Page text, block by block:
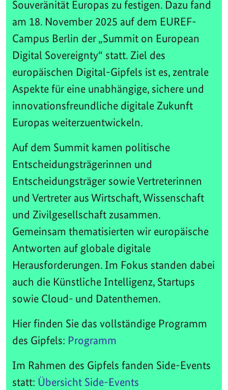
Souveränität Europas zu festigen. Dazu fand
am 18. November 2025 auf dem EUREF-
Campus Berlin der „Summit on European
Digital Sovereignty“ statt. Ziel des
europäischen Digital-Gipfels ist es, zentrale
Aspekte für eine unabhängige, sichere und
innovationsfreundliche digitale Zukunft
Europas weiterzuentwickeln.
Auf dem Summit kamen politische
Entscheidungsträgerinnen und
Entscheidungsträger sowie Vertreterinnen
und Vertreter aus Wirtschaft, Wissenschaft
und Zivilgesellschaft zusammen.
Gemeinsam thematisierten wir europäische
Antworten auf globale digitale
Herausforderungen. Im Fokus standen dabei
auch die Künstliche Intelligenz, Startups
sowie Cloud- und Datenthemen.
Hier finden Sie das vollständige Programm
des Gipfels: Programm
Im Rahmen des Gipfels fanden Side-Events
statt: Übersicht Side-Events